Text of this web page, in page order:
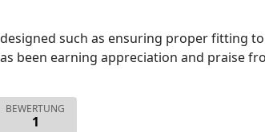
such as ensuring proper fitting
been earning appreciation and praise
BEWERTUNG
1